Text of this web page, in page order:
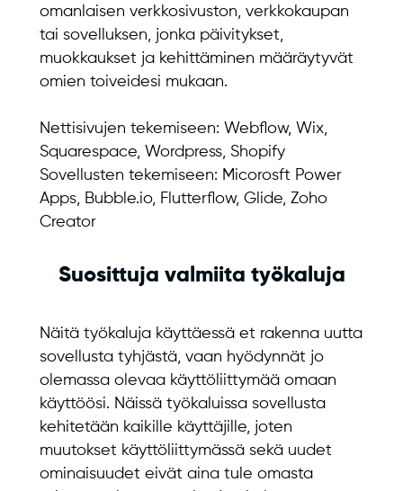
omanlaisen verkkosivuston, verkkokaupan
tai sovelluksen, jonka päivitykset,
muokkaukset ja kehittäminen määräytyvät
omien toiveidesi mukaan.
Nettisivujen tekemiseen: Webflow, Wix,
Squarespace, Wordpress, Shopify
Sovellusten tekemiseen: Micorosft Power
Apps, Bubble.io, Flutterflow, Glide, Zoho
Creator
Suosittuja valmiita työkaluja
Näitä työkaluja käyttäessä et rakenna uutta
sovellusta tyhjästä, vaan hyödynnät jo
olemassa olevaa käyttöliittymää omaan
käyttöösi. Näissä työkaluissa sovellusta
kehitetään kaikille käyttäjille, joten
muutokset käyttöliittymässä sekä uudet
ominaisuudet eivät aina tule omasta